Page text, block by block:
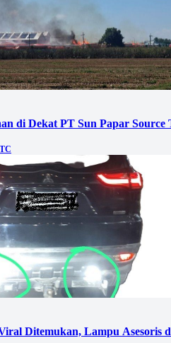
di Dekat PT Sun Papar Source
Ditemukan, Lampu Asesoris